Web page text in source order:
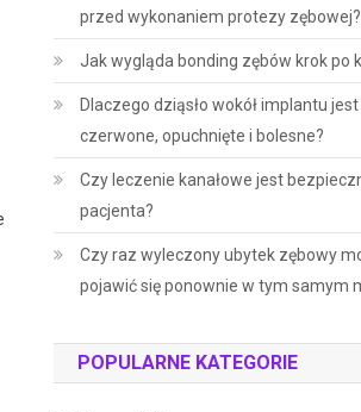
przed wykonaniem protezy zębowej?
Jak wygląda bonding zębów krok po
Dlaczego dziąsło wokół implantu jest
czerwone, opuchnięte i bolesne?
Czy leczenie kanałowe jest
pacjenta?
Czy raz wyleczony ubytek zębowy
pojawić się ponownie w tym samym
POPULARNE KATEGORIE